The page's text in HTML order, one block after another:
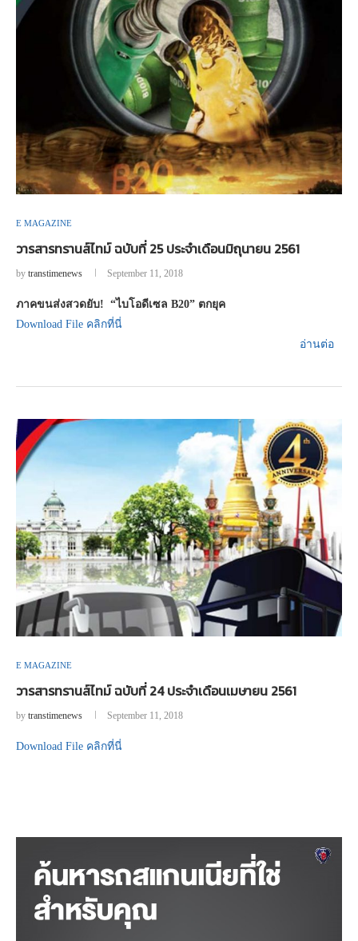
E MAGAZINE
วารสารทรานส์ไทม์ ฉบับที่ 25 ประจำเดือนมิถุนายน 2561
by transtimenews September 11, 2018
ภาคขนส่งสวดยับ! “ไบโอดีเซล B20” ตกยุค
Download File คลิกที่นี่
อ่านต่อ
E MAGAZINE
วารสารทรานส์ไทม์ ฉบับที่ 24 ประจำเดือนเมษายน 2561
by transtimenews September 11, 2018
Download File คลิกที่นี่